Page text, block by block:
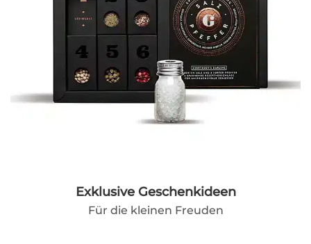
Exklusive Geschenkideen
Für die kleinen Freuden